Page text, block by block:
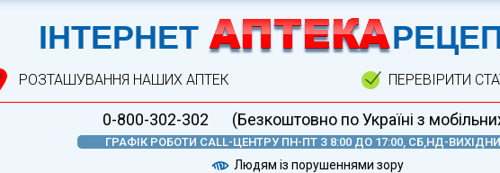
ІНТЕРНЕТ
РОЗТАШУВАННЯ НАШИХ АПТЕК ПЕРЕВІРИТИ
0-800-302-302 (Безкоштовно по Україні з
ГРАФІК РОБОТИ CALL-ЦЕНТРУ ПН-ПТ З 8:00 ДО 17:00, СБ,НД-
Людям із порушеннями зору